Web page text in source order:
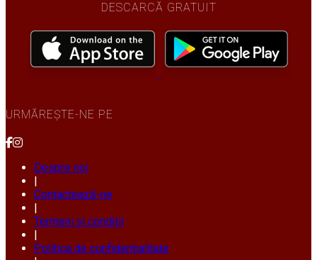
DESCARCĂ GRATUIT
URMĂREȘTE-NE PE
Despre noi
Contactează-ne
Termeni și condiții
Politica de confidențialitate